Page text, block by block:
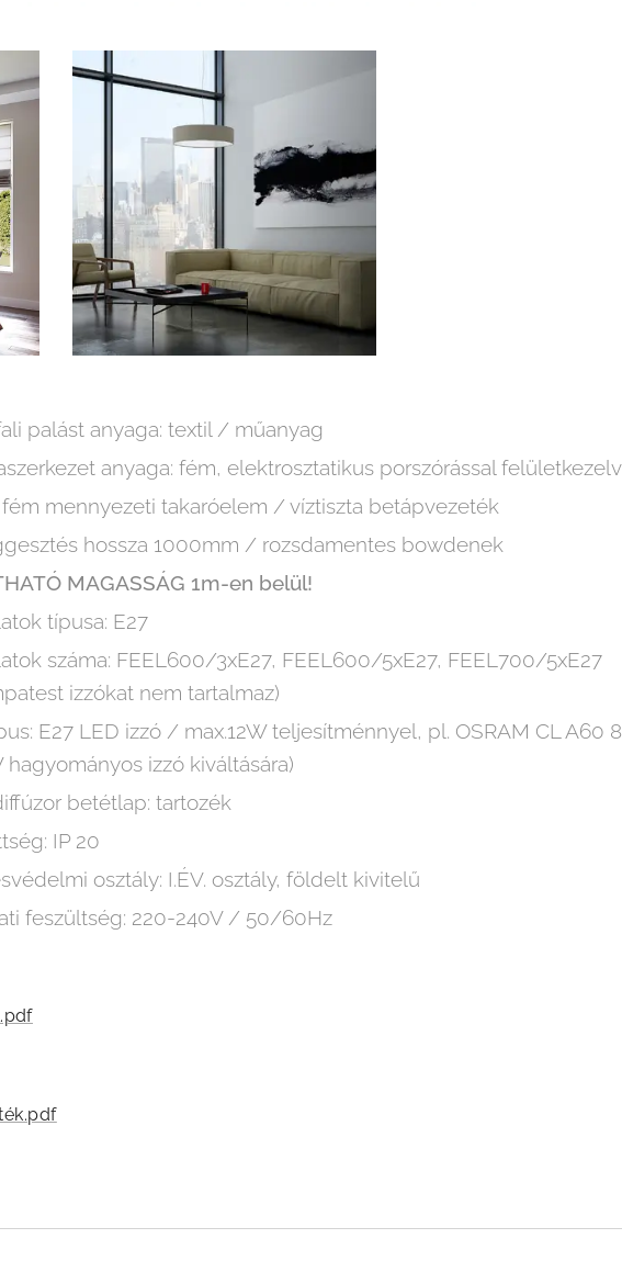
palást anyaga: textil / műanyag
anyaga: fém, elektrosztatikus porszórással
mennyezeti takaróelem / víztiszta betápvezeték
hossza 1000mm / rozsdamentes bowdenek
MAGASSÁG 1m-en belül!
típusa: E27
száma: FEEL600/3xE27, FEEL600/
izzókat nem tartalmaz)
E27 LED izzó / max.12W teljesítménnyel, pl. OSRAM CL
hagyományos izzó kiváltására)
betétlap: tartozék
IP 20
osztály: I.ÉV. osztály, földelt kivitelű
feszültség: 220-240V / 50/60Hz